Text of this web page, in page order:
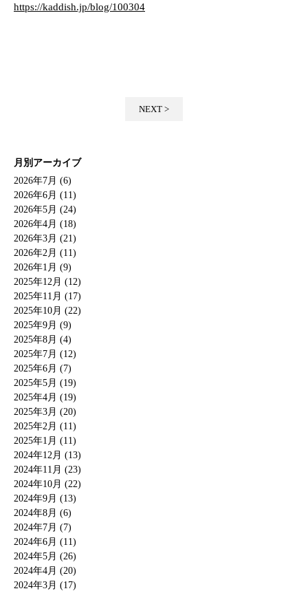
https://kaddish.jp/blog/100304
NEXT >
月別アーカイブ
2026年7月 (6)
2026年6月 (11)
2026年5月 (24)
2026年4月 (18)
2026年3月 (21)
2026年2月 (11)
2026年1月 (9)
2025年12月 (12)
2025年11月 (17)
2025年10月 (22)
2025年9月 (9)
2025年8月 (4)
2025年7月 (12)
2025年6月 (7)
2025年5月 (19)
2025年4月 (19)
2025年3月 (20)
2025年2月 (11)
2025年1月 (11)
2024年12月 (13)
2024年11月 (23)
2024年10月 (22)
2024年9月 (13)
2024年8月 (6)
2024年7月 (7)
2024年6月 (11)
2024年5月 (26)
2024年4月 (20)
2024年3月 (17)